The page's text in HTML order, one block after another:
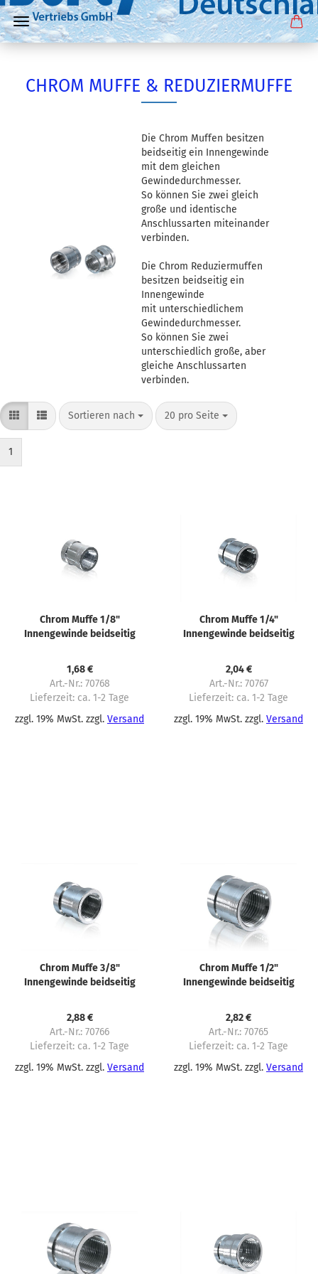
CHROM MUFFE & REDUZIERMUFFE
Die Chrom Muffen besitzen
beidseitig ein Innengewinde
mit dem gleichen
Gewindedurchmesser.
So können Sie zwei gleich
große und identische
Anschlussarten miteinander
verbinden.
Die Chrom Reduziermuffen
besitzen beidseitig ein
Innengewinde
mit unterschiedlichem
Gewindedurchmesser.
So können Sie zwei
unterschiedlich große, aber
gleiche Anschlussarten
verbinden.
Sortieren nach
Sortieren nach 20 pro Seite
pro Seite
1
Chrom Muffe 1/8"
Innengewinde beidseitig
1,68 €
Art.-Nr.: 70768
Lieferzeit: ca. 1-2 Tage
zzgl. 19% MwSt. zzgl. Versand
Chrom Muffe 1/4"
Innengewinde beidseitig
2,04 €
Art.-Nr.: 70767
Lieferzeit: ca. 1-2 Tage
zzgl. 19% MwSt. zzgl. Versand
Chrom Muffe 3/8"
Innengewinde beidseitig
2,88 €
Art.-Nr.: 70766
Lieferzeit: ca. 1-2 Tage
zzgl. 19% MwSt. zzgl. Versand
Chrom Muffe 1/2"
Innengewinde beidseitig
2,82 €
Art.-Nr.: 70765
Lieferzeit: ca. 1-2 Tage
zzgl. 19% MwSt. zzgl. Versand